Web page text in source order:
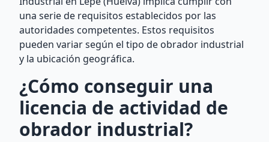
una serie de requisitos establecidos por las
autoridades competentes. Estos requisitos
pueden variar según el tipo de obrador industrial
y la ubicación geográfica.
¿Cómo conseguir una
licencia de actividad de
obrador industrial?